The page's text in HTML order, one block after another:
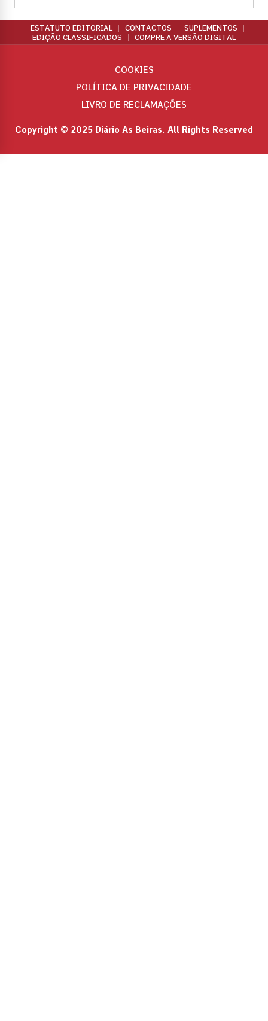
ESTATUTO EDITORIAL CONTACTOS
SUPLEMENTOS
EDIÇÃO CLASSIFICADOS
COMPRE A VERSÃO DIGITAL
Copyright © 2025 Diário As Beiras. All Rights Reserved
COOKIES
POLÍTICA DE PRIVACIDADE
LIVRO DE RECLAMAÇÕES